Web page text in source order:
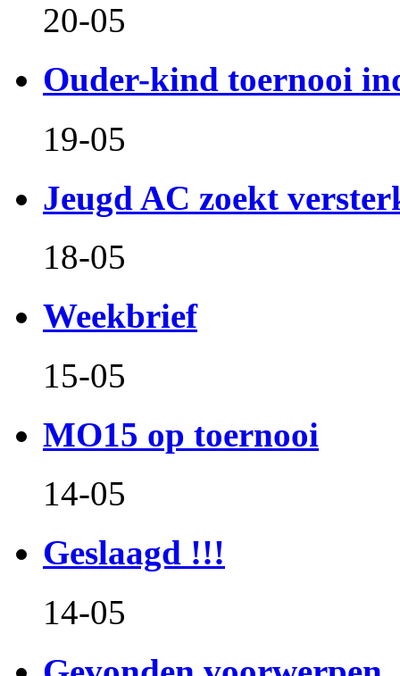
20-05
Ouder-kind toernooi
19-05
Jeugd AC zoekt
18-05
Weekbrief
15-05
MO15 op toernooi
14-05
Geslaagd !!!
14-05